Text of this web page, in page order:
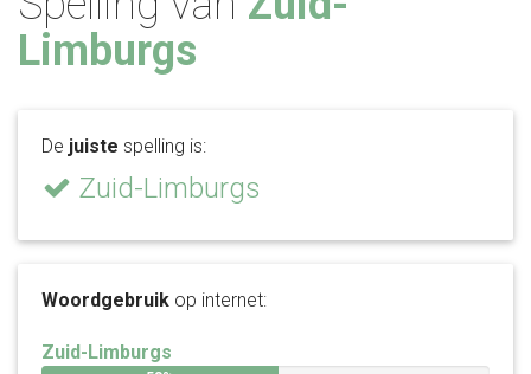
Limburgs
De juiste spelling is:
Zuid-Limburgs
Woordgebruik op internet:
Zuid-Limburgs